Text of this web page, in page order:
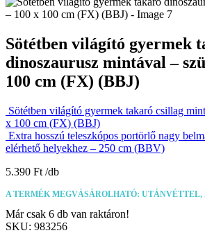
Sötétben világító gyermek
dinoszaurusz mintával –
100 cm (FX) (BBJ)
Sötétben világító gyermek takaró csillag
x 100 cm (FX) (BBJ)
Extra hosszú teleszkópos portörlő nagy
elérhető helyekhez – 250 cm (BBV)
5.390 Ft
A TERMÉK MEGVÁSÁROLHATÓ:
Már csak 6 db van raktáron!
SKU: 983256